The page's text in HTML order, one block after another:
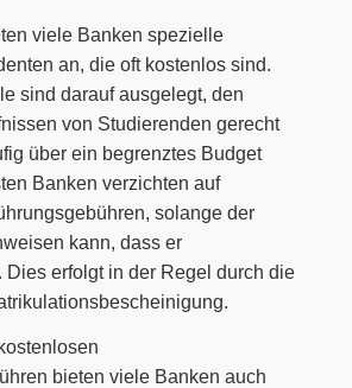
viele Banken spezielle
an, die oft kostenlos sind.
sind darauf ausgelegt, den
von Studierenden gerecht
über ein begrenztes Budget
Banken verzichten auf
solange der
kann, dass er
Dies erfolgt in der Regel durch die
bieten viele Banken auch